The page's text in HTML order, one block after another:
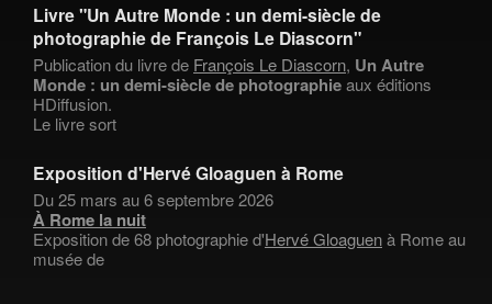
Livre "Un Autre Monde : un demi-siècle de
photographie de François Le Diascorn"
Publication du livre de François Le Diascorn, Un Autre
Monde : un demi-siècle de photographieaux éditions
HDiffusion.
Le livre sort
Exposition d'Hervé Gloaguen à Rome
Du 25 mars au 6 septembre 2026
À Rome la nuit
Exposition de 68 photographie d'Hervé Gloaguenà Rome au
musée de